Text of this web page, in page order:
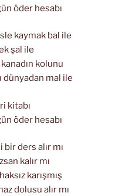
öder hesabı
kaymak bal ile
şal ile
kolunu
dünyadan mal ile
kitabı
öder hesabı
ders alır mı
kalır mı
karışmış
dolusu alır mı